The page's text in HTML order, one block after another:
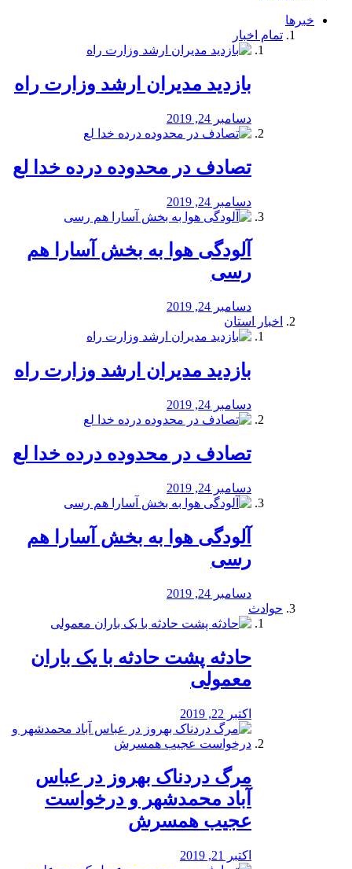
خبرها
تمام اخبار
بازدید مدیران ارشد وزارت راه
دسامبر 24, 2019
تصادف در محدوده درده خدا لع
دسامبر 24, 2019
آلودگی هوا به بخش آسارا هم
رسی
دسامبر 24, 2019
اخبار استان
بازدید مدیران ارشد وزارت راه
دسامبر 24, 2019
تصادف در محدوده درده خدا لع
دسامبر 24, 2019
آلودگی هوا به بخش آسارا هم
رسی
دسامبر 24, 2019
حوادث
️حادثه پشت حادثه با یک باران
معمولی
اکتبر 22, 2019
مرگ دردناک بهروز در عباس
آباد محمدشهر و درخواست
عجیب همسرش
اکتبر 21, 2019